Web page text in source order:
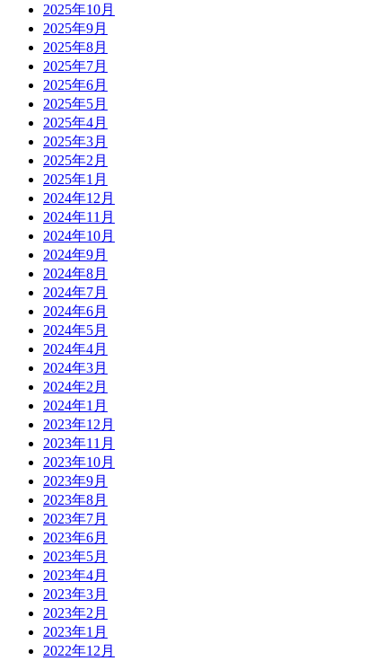
2025年10月
2025年9月
2025年8月
2025年7月
2025年6月
2025年5月
2025年4月
2025年3月
2025年2月
2025年1月
2024年12月
2024年11月
2024年10月
2024年9月
2024年8月
2024年7月
2024年6月
2024年5月
2024年4月
2024年3月
2024年2月
2024年1月
2023年12月
2023年11月
2023年10月
2023年9月
2023年8月
2023年7月
2023年6月
2023年5月
2023年4月
2023年3月
2023年2月
2023年1月
2022年12月